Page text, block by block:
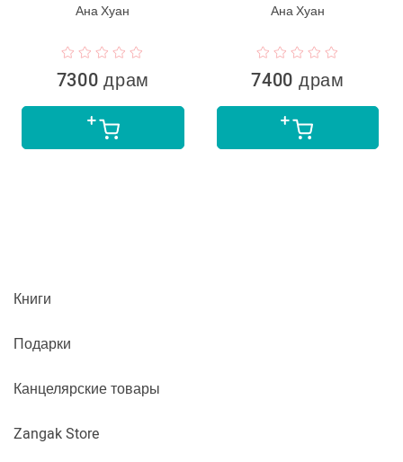
Ана Хуан
7300 драм
Ана Хуан
7400 драм
Книги
Подарки
Канцелярские товары
Zangak Store